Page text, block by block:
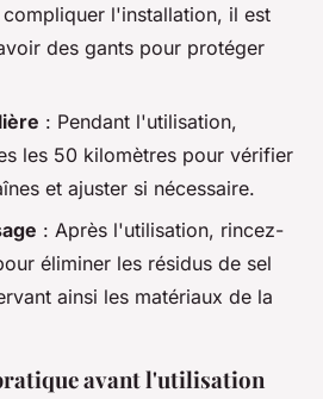
l'installation, il est
des gants pour protéger
: Pendant l'utilisation,
les 50 kilomètres pour vérifier
et ajuster si nécessaire.
: Après l'utilisation, rincez-
éliminer les résidus de sel
ainsi les matériaux de la
avant l'utilisation